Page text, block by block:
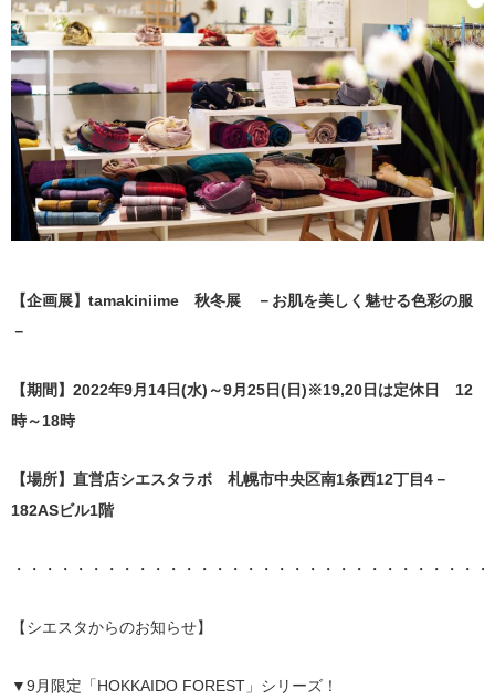
【企画展】tamakiniime 秋冬展
－お肌を美しく魅せる色彩の服
－
【期間】2022年9月14日(水)～9月25日(日)※19,20日は定休日 12
時～18時
【場所】直営店シエスタラボ 札幌市中央区南1条西12丁目4－
182ASビル1階
・・・・・・・・・・・・・・・・・・・・・・・・・・・・・・
【シエスタからのお知らせ】
▼9月限定「HOKKAIDO FOREST」シリーズ！